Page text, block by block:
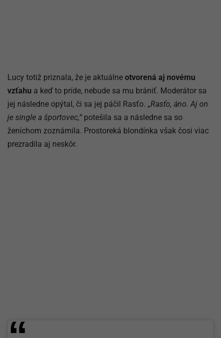
Lucy totiž priznala, že je aktuálne otvorená aj novému
vzťahu a keď to príde, nebude sa mu brániť. Moderátor sa
jej následne opýtal, či sa jej páčil Rasťo. „Rasťo, áno. Aj on
je single a športovec,“ potešila sa a následne sa so
ženíchom zoznámila. Prostoreká blondínka však čosi viac
prezradila aj neskôr.